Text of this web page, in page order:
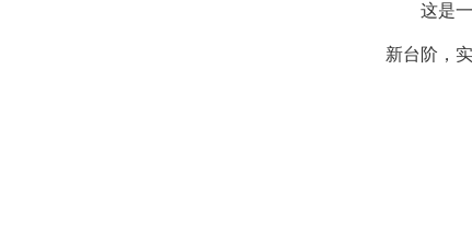
这是
新台阶，